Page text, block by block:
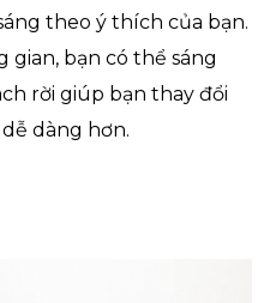
theo ý thích của bạn.
gian, bạn có thể sáng
rời giúp bạn thay đổi
dàng hơn.